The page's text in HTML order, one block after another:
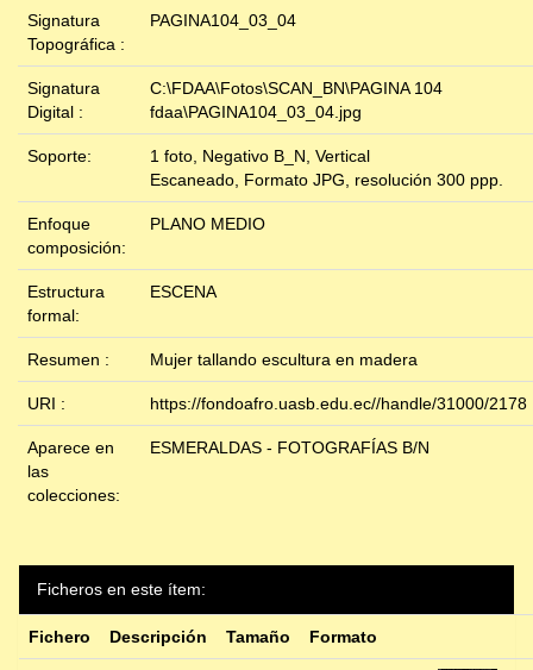
Signatura
Topográfica :
PAGINA104_03_04
Signatura
Digital :
C:\FDAA\Fotos\SCAN_BN\PAGINA 104
fdaa\PAGINA104_03_04.jpg
Soporte:
1 foto, Negativo B_N, Vertical
Escaneado, Formato JPG, resolución 300 ppp.
Enfoque
composición:
PLANO MEDIO
Estructura
formal:
ESCENA
Resumen : Mujer tallando escultura en madera
URI : https://fondoafro.uasb.edu.ec//handle/31000/2178
Aparece en
las
colecciones:
ESMERALDAS - FOTOGRAFÍAS B/N
Ficheros en este ítem:
Fichero Descripción Tamaño Formato